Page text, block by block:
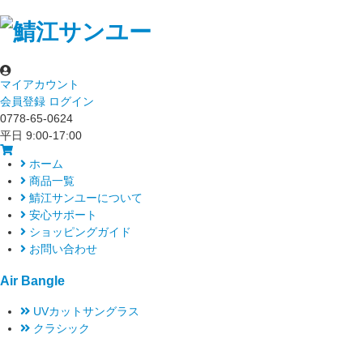
マイアカウント
会員登録 ログイン
0778-65-0624
平日 9:00-17:00
ホーム
商品一覧
鯖江サンユーについて
安心サポート
ショッピングガイド
お問い合わせ
Air Bangle
UVカットサングラス
クラシック